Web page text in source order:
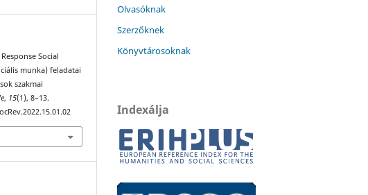
Social
munka) feladatai
szakmai
, 15(1), 8–13.
Olvasóknak
Szerzőknek
Könyvtárosoknak
Indexálja